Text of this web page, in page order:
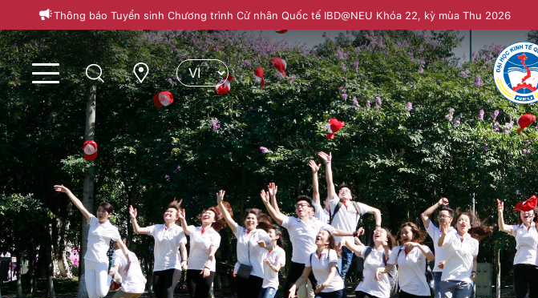
Thông báo Tuyển sinh Chương trình Cử nhân Quốc tế IBD@NEU Khóa 22, kỳ mùa Thu 2026